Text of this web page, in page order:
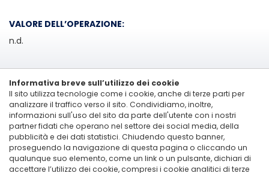
VALORE DELL’OPERAZIONE:
n.d.
Linkedin
Informativa breve sull’utilizzo dei cookie
Il sito utilizza tecnologie come i cookie, anche di terze parti per
analizzare il traffico verso il sito. Condividiamo, inoltre,
informazioni sull'uso del sito da parte dell'utente con i nostri
partner fidati che operano nel settore dei social media, della
pubblicità e dei dati statistici. Chiudendo questo banner,
proseguendo la navigazione di questa pagina o cliccando un
qualunque suo elemento, come un link o un pulsante, dichiari di
accettare l’utilizzo dei cookie, compresi i cookie analitici di terze